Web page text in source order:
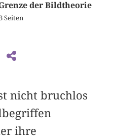
der Bildtheorie
Seiten
nicht bruchlos
ihre